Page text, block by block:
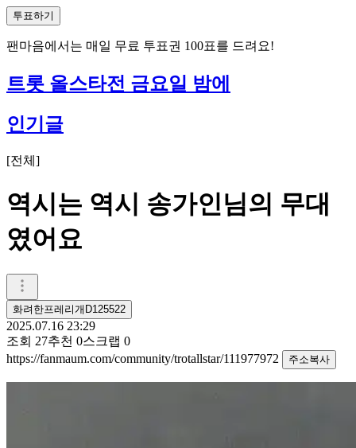
투표하기
팬마음에서는 매일 무료 투표권 100표를 드려요!
트롯 올스타전 금요일 밤에
인기글
[전체 ]
역시는 역시 송가인님의 무대
였어요
화려한프레리개D125522
2025.07.16 23:29
조회 27추천 0스크랩 0
https://fanmaum.com/community/trotallstar/111977972
주소복사